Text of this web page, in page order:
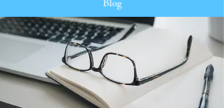
Blog